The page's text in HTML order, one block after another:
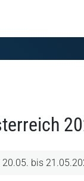
20.05. bis